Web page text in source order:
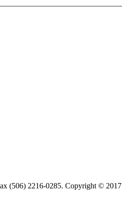
(506) 2216-0285. Copyright © 2017